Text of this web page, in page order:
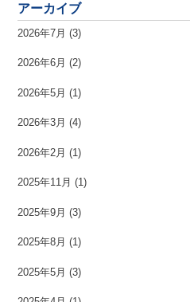
アーカイブ
2026年7月 (3)
2026年6月 (2)
2026年5月 (1)
2026年3月 (4)
2026年2月 (1)
2025年11月 (1)
2025年9月 (3)
2025年8月 (1)
2025年5月 (3)